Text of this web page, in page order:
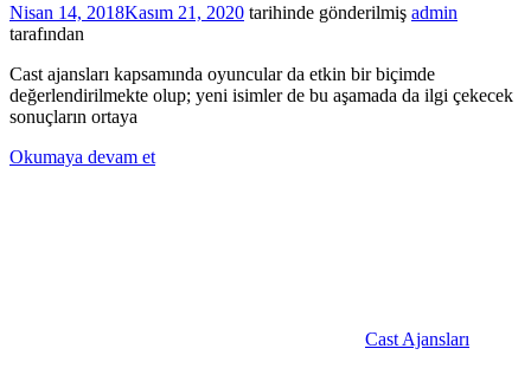
Nisan 14, 2018Kasım 21, 2020 tarihinde gönderilmiş admin
tarafından
Cast ajansları kapsamında oyuncular da etkin bir biçimde
değerlendirilmekte olup; yeni isimler de bu aşamada da ilgi çekecek
sonuçların ortaya
Okumaya devam et
Cast Ajansları